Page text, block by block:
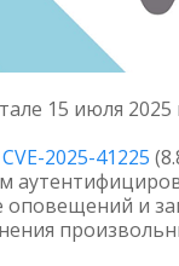
15 июля
CVE-2025-41225
и